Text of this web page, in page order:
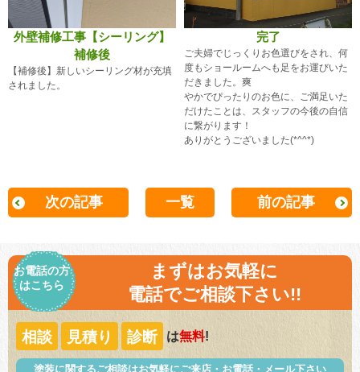
外壁補修工事【シーリング】
補修後
【補修後】新しいシーリング材が充填
されました。
完了
ご夫婦でじっくりお色選びをされ、何
度もショールームへも足をお運びいた
だきました。爽
やかでぴったりのお色に、ご満足いた
だけたことは、スタッフの今後の自信
に繋がります！
ありがとうございました(*^^*)
次の記事 一覧 前の記事
お電話の方
はこちら
まずはお気軽に
電話でご相談下さい!!
相談 見積り 診断 は無料!
塗装に関するご相談はお気軽にご来店・お電話・メール下さい